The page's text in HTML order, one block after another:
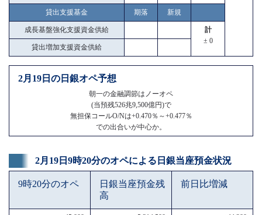
貸出支援基金 期落 新規
成長基盤強化支援資金供給
計
± 0
貸出増加支援資金供給
2月19日の日銀オペ予想
朝一の金融調節はノーオペ
(当預残526兆9,500億円)で
無担保コールO/Nは+0.470％～+0.477％
での出合いが中心か。
2月19日9時20分のオペによる日銀当座預金状況
9時20分のオペ
日銀当座預金残
高
前日比増減